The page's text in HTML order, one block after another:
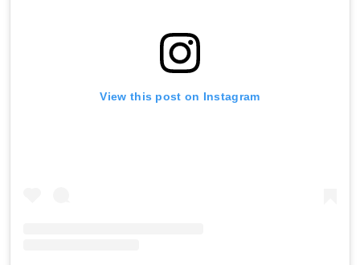
View this post on Instagram